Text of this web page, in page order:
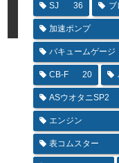
SJ 36 ブ
加速ポンプ
バキュームゲージ
CB-F 20
ASウオタニSP2
エンジン
表コムスター